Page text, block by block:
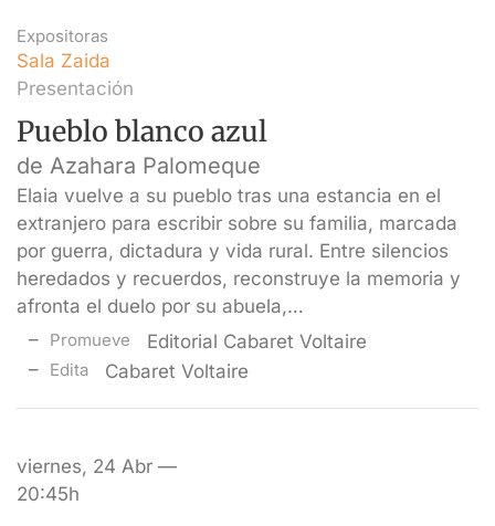
Expositoras
Sala Zaida
Presentación
Pueblo blanco azul
de Azahara Palomeque
Elaia vuelve a su pueblo tras una estancia en el
extranjero para escribir sobre su familia, marcada
por guerra, dictadura y vida rural. Entre silencios
heredados y recuerdos, reconstruye la memoria y
afronta el duelo por su abuela,…
Promueve Editorial Cabaret Voltaire
Edita Cabaret Voltaire
viernes, 24 Abr —
20:45h